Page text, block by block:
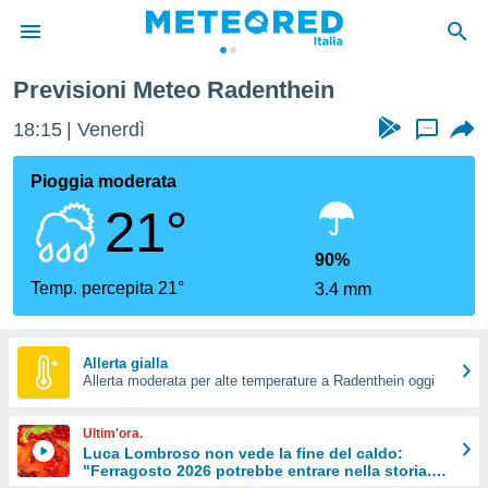
di
per
le
di
Web
le
Previsioni Meteo Radenthein
18:15 Venerdì ...
Pioggia moderata
21°
Temp. percepita 21°
90%
3.4 mm
Allerta gialla
Allerta moderata per alte temperature a Radenthein oggi
Ultim'ora.
Luca Lombroso non vede la fine del caldo:
"Ferragosto 2026 potrebbe entrare nella storia.